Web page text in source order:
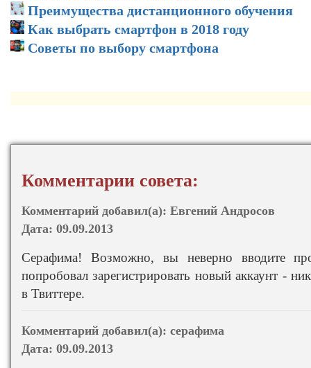
Преимущества дистанционного обучения
Как выбрать смартфон в 2018 году
Советы по выбору смартфона
Комментарии совета:
Комментарий добавил(а): Евгений Андросов
Дата: 09.09.2013
Серафима! Возможно, вы неверно вводите
попробовал зарегистрировать новый аккаунт -
в Твиттере.
Комментарий добавил(а): cерафима
Дата: 09.09.2013